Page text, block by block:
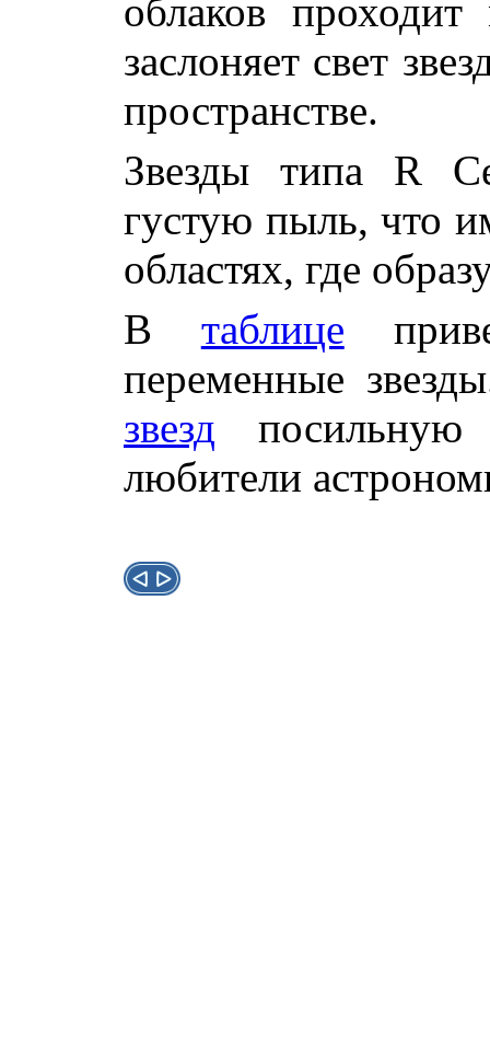
облаков
заслоняет свет
пространстве.
Звезды типа R
густую пыль, что
областях, где
В таблице
переменные
звезд
любители